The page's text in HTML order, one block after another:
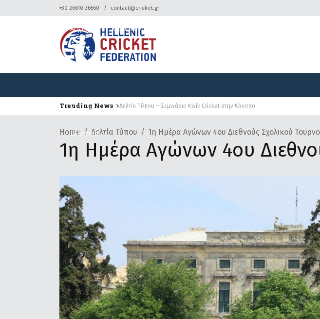
+30 26610 36560 contact@cricket.gr
Αρχική Ομοσπονδία Κρίκετ Διοργανώσεις
Ελληνικά
Αρχική Ομοσπονδία
Ελληνικά
Trending News Δελτίο Τύπου – Σεμινάριο Kwik Cricket στην Κόνιτσα
Δελτίο Τύπου – Τουρνουά Κρίκετ
Home Δελτία Τύπου 1η Ημέρα Αγώνων 4ου Διεθνούς Σχολικού
1η Ημέρα Αγώνων 4ου